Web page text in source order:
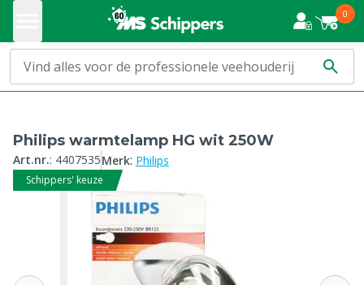
0
Philips warmtelamp HG wit 250W
Art.nr.: 4407535Merk: Philips
Schippers' keuze